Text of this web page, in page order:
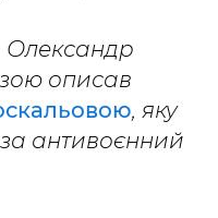
Олександр
описав
, яку
антивоєнний